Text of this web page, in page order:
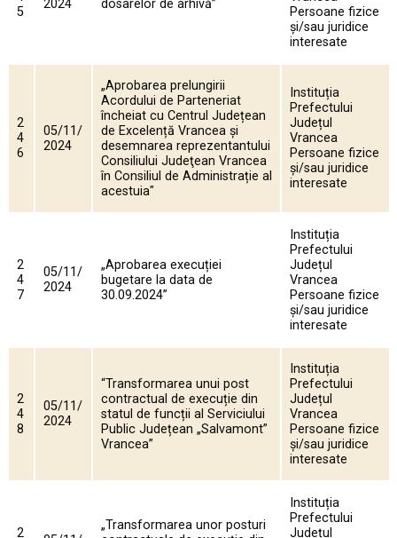
5
2024
dosarelor de arhivă”
Persoane fizice
și/sau juridice
interesate
2
4
6
05/11/
2024
„Aprobarea prelungirii
Acordului de Parteneriat
încheiat cu Centrul Județean
de Excelență Vrancea și
desemnarea reprezentantului
Consiliului Judeţean Vrancea
în Consiliul de Administrație al
acestuia"
Instituția
Prefectului
Județul
Vrancea
Persoane fizice
și/sau juridice
interesate
2
4
7
05/11/
2024
„Aprobarea execuției
bugetare la data de
30.09.2024”
Instituția
Prefectului
Județul
Vrancea
Persoane fizice
și/sau juridice
interesate
2
4
8
05/11/
2024
“Transformarea unui post
contractual de execuție din
statul de funcții al Serviciului
Public Județean „Salvamont”
Vrancea”
Instituția
Prefectului
Județul
Vrancea
Persoane fizice
și/sau juridice
interesate
2
„Transformarea unor posturi
Instituția
Prefectului
Județul